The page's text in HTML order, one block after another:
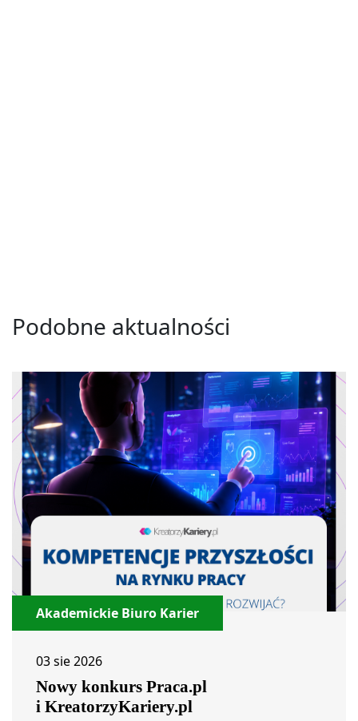
Podobne aktualności
Akademickie Biuro Karier
03 sie 2026
Nowy konkurs Praca.pl
i KreatorzyKariery.pl